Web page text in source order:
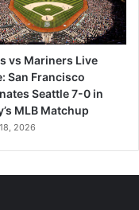
vs Mariners Live
San Francisco
Seattle 7-0 in
MLB Matchup
2026